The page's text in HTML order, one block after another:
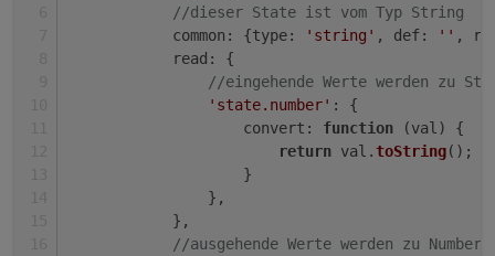
//dieser State ist vom Typ String
common : {type: 'string' , def: '' ,
read : {
//eingehende Werte werden zu
'state.number' : {
convert : function (val) {
return val.toString();
                    }
                },
            },
//ausgehende Werte werden zu